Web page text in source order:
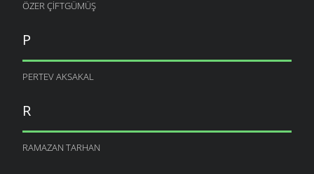
ÖZER ÇIFTGÜMÜŞ
P
PERTEV AKSAKAL
R
RAMAZAN TARHAN